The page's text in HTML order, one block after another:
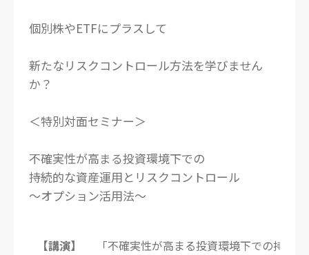
個別株やETFにプラスして
新たなリスクコントロール方法を学びません
か？
＜特別対面セミナー＞
不確実性が高まる投資環境下での
持続的な資産運用とリスクコントロール
～オプション活用法～
【講演】
「不確実性が高まる投資環境下での持続